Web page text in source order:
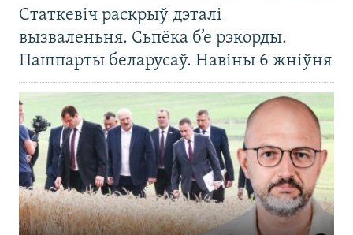
Статкевіч раскрыў дэталі
вызваленьня. Сьпёка б’е рэкорды.
Пашпарты беларусаў. Навіны 6 жніўня